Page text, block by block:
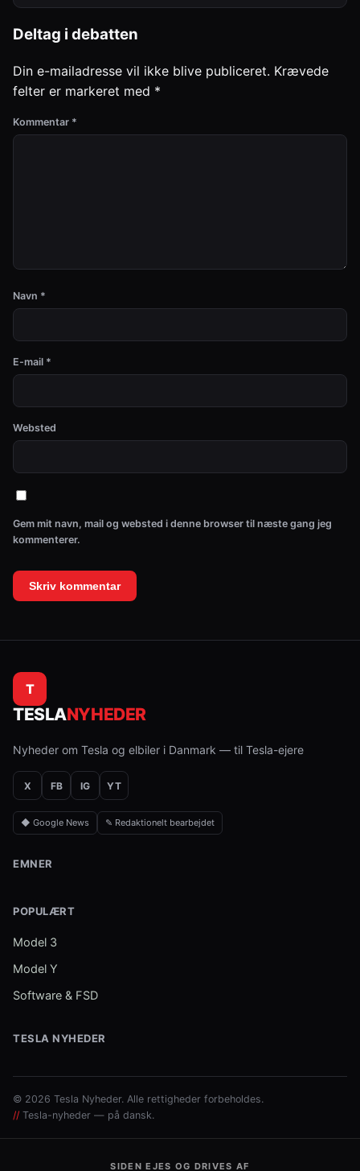
Deltag i debatten
Din e-mailadresse vil ikke blive publiceret. Krævede
felter er markeret med *
Kommentar *
Navn *
E-mail *
Websted
Gem mit navn, mail og websted i denne browser til næste gang jeg
kommenterer.
T
TESLANYHEDER
Nyheder om Tesla og elbiler i Danmark — til Tesla-ejere
X FB IG YT
◆ Google News ✎ Redaktionelt bearbejdet
EMNER
POPULÆRT
Model 3
Model Y
Software & FSD
TESLA NYHEDER
© 2026 Tesla Nyheder. Alle rettigheder forbeholdes.
// Tesla-nyheder — på dansk.
SIDEN EJES OG DRIVES AF